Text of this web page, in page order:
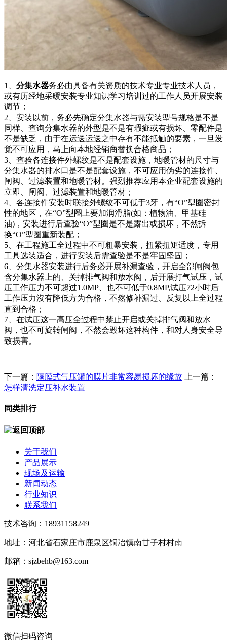
1、 分集水器务必由具备有关资质的技术专业专业技术人员，
或有历经地采暖安装专业知识学习培训过的工作人员开展安装
调节；
2、安装以前，务必先确定分集水器与需安装型号规格是不是
同样、查询分集水器的外型是不是有瑕疵或有损坏、零配件是
不是缺乏，由于在运送运送之中存有不能抵触的要素，一旦发
觉不可应用，马上向本地经销商替换合格商品；
3、查验各连接件外螺纹是不是配套设施，地暖管材的尺寸与
分集水器的排水口是不是配套设施，不可应用伪劣的连接件、
闸阀、过滤装置和地暖管材。强烈推荐应用本企业配套设施的
立即、闸阀、过滤装置和地暖管材；
4、各连接件安装时联接外螺纹不可低于3牙，有“O”型圈密封
性的地区，在“O”型圈上要加润滑脂(如：植物油、甲基硅
油)，安装进行后查验“O”型圈是不是露出或损坏，不然拆
换“O”型圈重新装配；
5、在工程施工全过程中不可粗暴安装，扭紧扭矩适度，专用
工具选装适合，进行安装后需查验是不是牢固坚固；
6、分集水器安装进行后务必开展补漏查验，开启全部闸阀包
含分集水器上的、关掉排气阀和放水阀，后开展打气试压，试
压工作压力不可超过1.0MP、也不可低于0.8MP,试压72小时后
工作压力沒有降低方为合格，不然修补漏过、反复以上全过程
直到合格；
7、在试压这一髙压全过程中禁止开启或关掉排气阀和放水
阀，也不可旋转闸阀，不然会毁坏这种构件，和对人身安全导
致损害。
下一篇： 隔膜式气压罐的膜片非常容易损坏的缘故 上一篇：
怎样清洗定压补水装置
同类排行
关于我们
产品展示
现场及运输
新闻动态
行业知识
联系我们
技术咨询：18931158249
地址：河北省石家庄市鹿泉区铜冶镇南甘子村村南
邮箱：sjzbehb@163.com
微信扫码咨询